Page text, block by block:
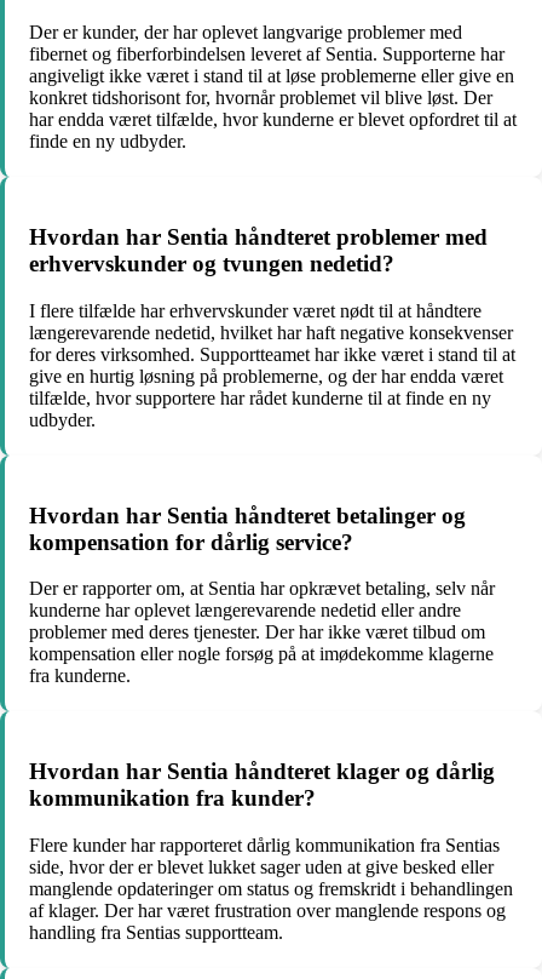
Der er kunder, der har oplevet langvarige problemer med
fibernet og fiberforbindelsen leveret af Sentia. Supporterne har
angiveligt ikke været i stand til at løse problemerne eller give en
konkret tidshorisont for, hvornår problemet vil blive løst. Der
har endda været tilfælde, hvor kunderne er blevet opfordret til at
finde en ny udbyder.
Hvordan har Sentia håndteret problemer med
erhvervskunder og tvungen nedetid?
I flere tilfælde har erhvervskunder været nødt til at håndtere
længerevarende nedetid, hvilket har haft negative konsekvenser
for deres virksomhed. Supportteamet har ikke været i stand til at
give en hurtig løsning på problemerne, og der har endda været
tilfælde, hvor supportere har rådet kunderne til at finde en ny
udbyder.
Hvordan har Sentia håndteret betalinger og
kompensation for dårlig service?
Der er rapporter om, at Sentia har opkrævet betaling, selv når
kunderne har oplevet længerevarende nedetid eller andre
problemer med deres tjenester. Der har ikke været tilbud om
kompensation eller nogle forsøg på at imødekomme klagerne
fra kunderne.
Hvordan har Sentia håndteret klager og dårlig
kommunikation fra kunder?
Flere kunder har rapporteret dårlig kommunikation fra Sentias
side, hvor der er blevet lukket sager uden at give besked eller
manglende opdateringer om status og fremskridt i behandlingen
af klager. Der har været frustration over manglende respons og
handling fra Sentias supportteam.